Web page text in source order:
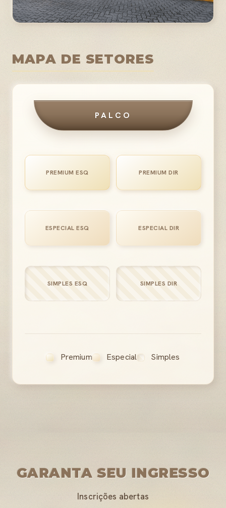
MAPA DE SETORES
PALCO
PREMIUM ESQ PREMIUM DIR
ESPECIAL ESQ ESPECIAL DIR
SIMPLES ESQ SIMPLES DIR
Premium Especial Simples
GARANTA SEU INGRESSO
Inscrições abertas